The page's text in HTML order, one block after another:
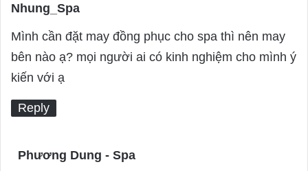
Nhung_Spa
a
y
Mình cần đặt may đồng phục cho spa thì nên may
bên nào ạ? mọi người ai có kinh nghiệm cho mình ý
kiến với ạ
Reply
Phương Dung - Spa